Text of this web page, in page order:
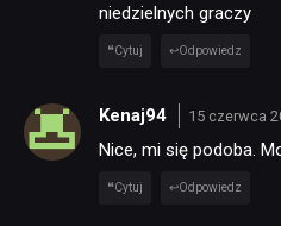
niedzielnych graczy
Cytuj Odpowiedz
Kenaj94 15 czerwca
Nice, mi się podoba.
Cytuj Odpowiedz